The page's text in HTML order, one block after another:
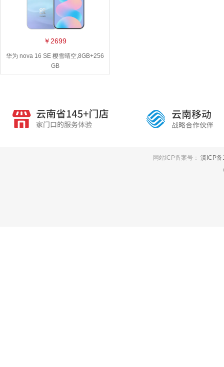
￥2699
华为 nova 16 SE 樱雪晴空,8GB+256
GB
网站ICP备案号： 滇ICP